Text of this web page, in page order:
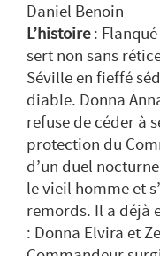
Daniel Benoin
L’histoire:
sert non sans
Séville en fieffé
diable. Donna
refuse de céder à
protection du
d’un duel
le vieil homme et
remords. Il a déjà
: Donna Elvira et